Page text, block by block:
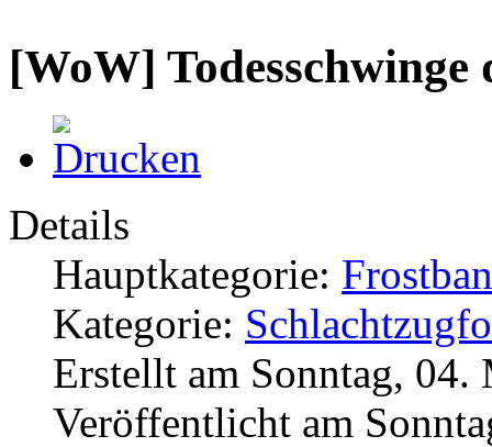
[WoW]
Details
Hauptkategorie:
Kategorie:
Erstellt am Sonntag, 04.
Veröffentlicht am